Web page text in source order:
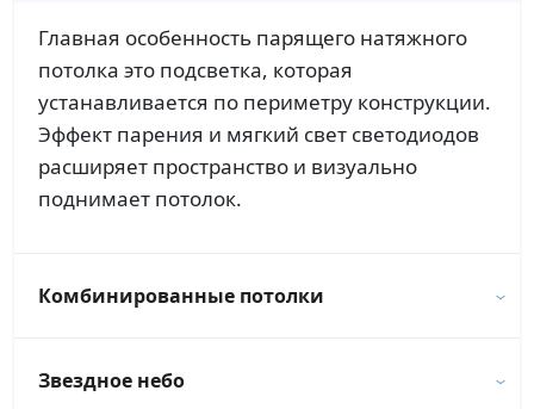
Главная особенность парящего натяжного
потолка это подсветка, которая
устанавливается по периметру конструкции.
Эффект парения и мягкий свет светодиодов
расширяет пространство и визуально
поднимает потолок.
Комбинированные потолки
Звездное небо